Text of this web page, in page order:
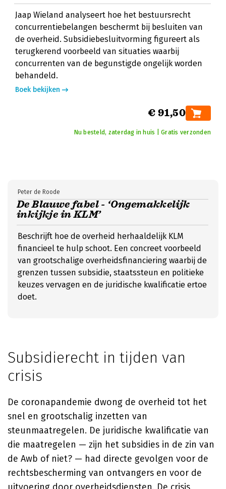
Jaap Wieland analyseert hoe het bestuursrecht
concurrentiebelangen beschermt bij besluiten van
de overheid. Subsidiebesluitvorming figureert als
terugkerend voorbeeld van situaties waarbij
concurrenten van de begunstigde ongelijk worden
behandeld.
Boek bekijken
€ 91,50
Nu besteld, zaterdag in huis | Gratis verzonden
De Blauwe fabel - ‘Ongemakkelijk
inkijkje in KLM’
Peter de Roode
Beschrijft hoe de overheid herhaaldelijk KLM
financieel te hulp schoot. Een concreet voorbeeld
van grootschalige overheidsfinanciering waarbij de
grenzen tussen subsidie, staatssteun en politieke
keuzes vervagen en de juridische kwalificatie ertoe
doet.
Subsidierecht in tijden van
crisis
De coronapandemie dwong de overheid tot het
snel en grootschalig inzetten van
steunmaatregelen. De juridische kwalificatie van
die maatregelen — zijn het subsidies in de zin van
de Awb of niet? — had directe gevolgen voor de
rechtsbescherming van ontvangers en voor de